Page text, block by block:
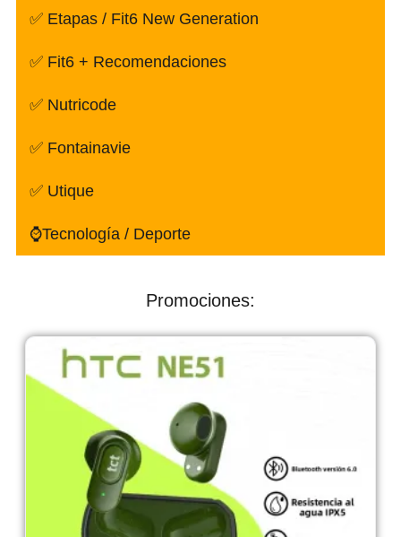
✅ Etapas / Fit6 New Generation
✅ Fit6 + Recomendaciones
✅ Nutricode
✅ Fontainavie
✅ Utique
⌚Tecnología / Deporte
Promociones: